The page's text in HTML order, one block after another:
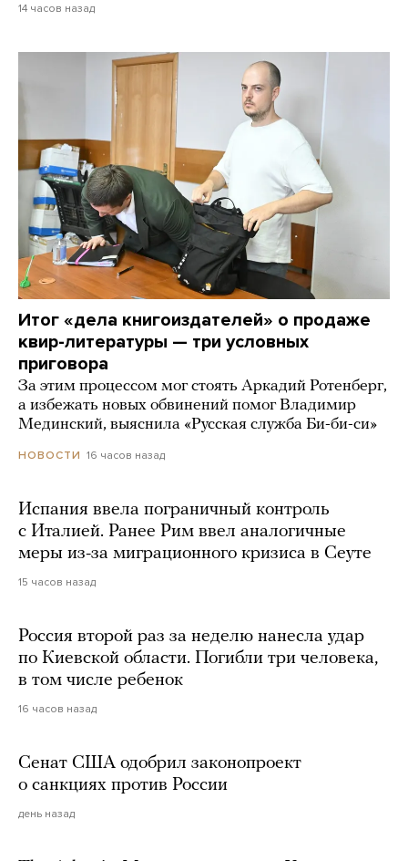
14 часов назад
Итог «дела книгоиздателей» о продаже
квир-литературы — три условных
приговора
За этим процессом мог стоять Аркадий Ротенберг,
а избежать новых обвинений помог Владимир
Мединский, выяснила «Русская служба Би-би-си»
НОВОСТИ 16 часов назад
Испания ввела пограничный контроль
с Италией. Ранее Рим ввел аналогичные
меры из-за миграционного кризиса в Сеуте
15 часов назад
Россия второй раз за неделю нанесла удар
по Киевской области. Погибли три человека,
в том числе ребенок
16 часов назад
Сенат США одобрил законопроект
о санкциях против России
день назад